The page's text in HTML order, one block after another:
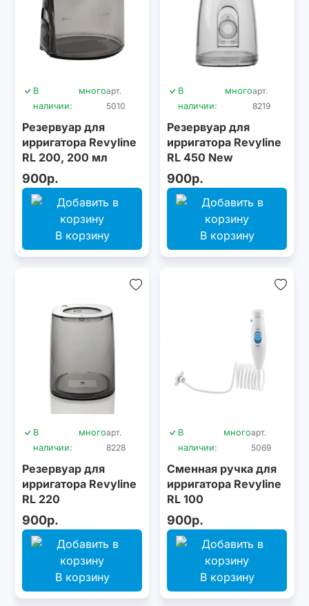
В
наличии:
многоарт.
5010
Резервуар для
ирригатора Revyline
RL 200, 200 мл
900р.
В корзину
В
наличии:
многоарт.
8219
Резервуар для
ирригатора Revyline
RL 450 New
900р.
В корзину
В
наличии:
многоарт.
8228
Резервуар для
ирригатора Revyline
RL 220
900р.
В корзину
В
наличии:
многоарт.
5069
Сменная ручка для
ирригатора Revyline
RL 100
900р.
В корзину